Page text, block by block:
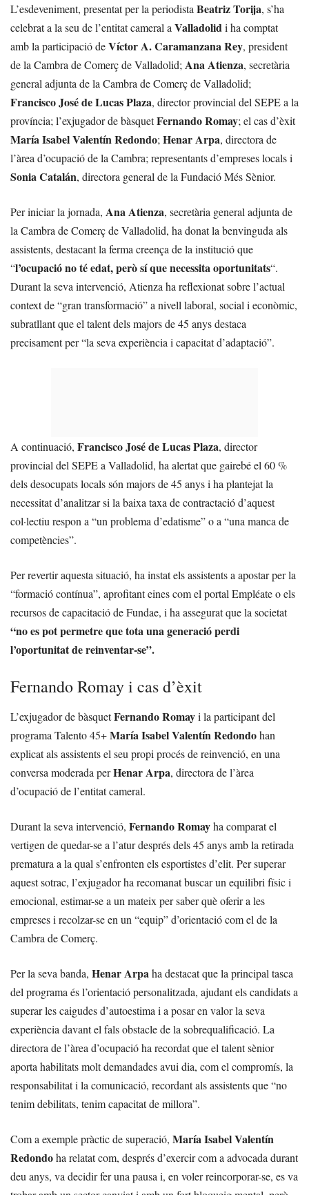
L’esdeveniment, presentat per la periodistaBeatriz Torija, s’ha
celebrat a la seu de l’entitat cameral aValladolidi ha comptat
amb la participació deVíctor A. Caramanzana Rey, president
de la Cambra de Comerç de Valladolid;Ana Atienza, secretària
general adjunta de la Cambra de Comerç de Valladolid;
Francisco José de Lucas Plaza, director provincial del SEPE a la
província; l’exjugador de bàsquetFernando Romay; el cas d’èxit
María Isabel Valentín Redondo;Henar Arpa, directora de
l’àrea d’ocupació de la Cambra; representants d’empreses locals i
Sonia Catalán, directora general de la Fundació Més Sènior.
Per iniciar la jornada, Ana Atienza, secretària general adjunta de
la Cambra de Comerç de Valladolid, ha donat la benvinguda als
assistents, destacant la ferma creença de la institució que
“l’ocupació no té edat, però sí que necessita oportunitats“.
Durant la seva intervenció, Atienza ha reflexionat sobre l’actual
context de “gran transformació” a nivell laboral, social i econòmic,
subratllant que el talent dels majors de 45 anys destaca
precisament per “la seva experiència i capacitat d’adaptació”.
A continuació, Francisco José de Lucas Plaza, director
provincial del SEPE a Valladolid, ha alertat que gairebé el 60 %
dels desocupats locals són majors de 45 anys i ha plantejat la
necessitat d’analitzar si la baixa taxa de contractació d’aquest
col·lectiu respon a “un problema d’edatisme” o a “una manca de
competències”.
Per revertir aquesta situació, ha instat els assistents a apostar per la
“formació contínua”, aprofitant eines com el portal Empléate o els
recursos de capacitació de Fundae, i ha assegurat que la societat
“no es pot permetre que tota una generació perdi
l’oportunitat de reinventar-se”.
Fernando Romay i cas d’èxit
L’exjugador de bàsquetFernando Romayi la participant del
programa Talento 45+María Isabel Valentín Redondohan
explicat als assistents el seu propi procés de reinvenció, en una
conversa moderada perHenar Arpa, directora de l’àrea
d’ocupació de l’entitat cameral.
Durant la seva intervenció, Fernando Romayha comparat el
vertigen de quedar-se a l’atur després dels 45 anys amb la retirada
prematura a la qual s’enfronten els esportistes d’elit. Per superar
aquest sotrac, l’exjugador ha recomanat buscar un equilibri físic i
emocional, estimar-se a un mateix per saber què oferir a les
empreses i recolzar-se en un “equip” d’orientació com el de la
Cambra de Comerç.
Per la seva banda, Henar Arpaha destacat que la principal tasca
del programa és l’orientació personalitzada, ajudant els candidats a
superar les caigudes d’autoestima i a posar en valor la seva
experiència davant el fals obstacle de la sobrequalificació. La
directora de l’àrea d’ocupació ha recordat que el talent sènior
aporta habilitats molt demandades avui dia, com el compromís, la
responsabilitat i la comunicació, recordant als assistents que “no
tenim debilitats, tenim capacitat de millora”.
Com a exemple pràctic de superació, María Isabel Valentín
Redondoha relatat com, després d’exercir com a advocada durant
deu anys, va decidir fer una pausa i, en voler reincorporar-se, es va